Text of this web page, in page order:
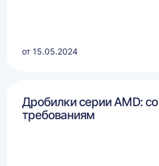
от 15.05.2024
Дробилки серии AMD:
требованиям